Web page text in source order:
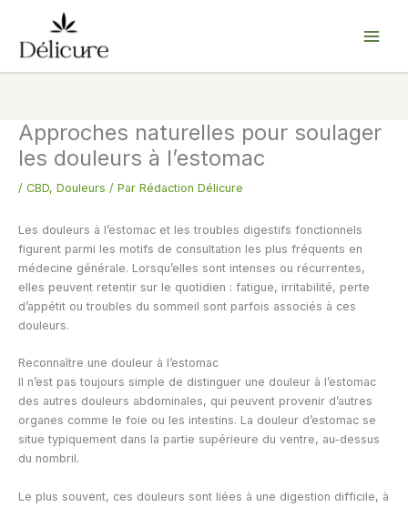
contenu
Approches naturelles pour soulager
les douleurs à l’estomac
/ CBD, Douleurs / Par Rédaction Délicure
Les douleurs à l’estomac et les troubles digestifs fonctionnels
figurent parmi les motifs de consultation les plus fréquents en
médecine générale. Lorsqu’elles sont intenses ou récurrentes,
elles peuvent retentir sur le quotidien : fatigue, irritabilité, perte
d’appétit ou troubles du sommeil sont parfois associés à ces
douleurs.
Reconnaître une douleur à l’estomac
Il n’est pas toujours simple de distinguer une douleur à l’estomac
des autres douleurs abdominales, qui peuvent provenir d’autres
organes comme le foie ou les intestins. La douleur d’estomac se
situe typiquement dans la partie supérieure du ventre, au-dessus
du nombril.
Le plus souvent, ces douleurs sont liées à une digestion difficile, à